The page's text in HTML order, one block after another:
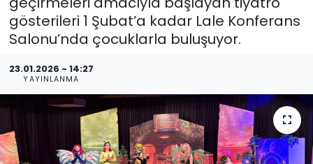
gösterileri 1 Şubat’a kadar Lale Konferans
Salonu’nda çocuklarla buluşuyor.
23.01.2026 - 14:27
YAYINLANMA